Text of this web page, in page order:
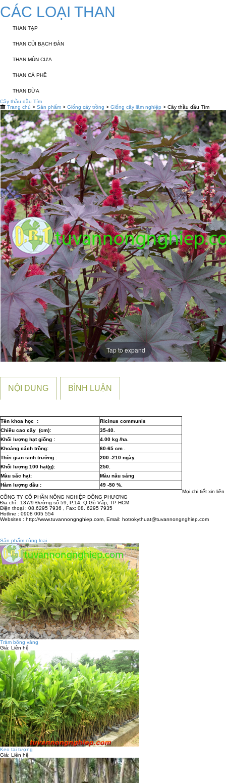
CÁC LOẠI THAN
THAN TẠP
THAN CỦI BẠCH ĐÀN
THAN MÙN CƯA
THAN CÀ PHÊ
THAN DỪA
Cây thầu dầu Tím
Trang chủ > Sản phẩm > Giống cây trồng > Giống cây lâm nghiệp > Cây thầu dầu Tím
Tap to expand
NỘI DUNG BÌNH LUẬN
Tên khoa học :
Ricinus communis
Chiều cao cây (cm):
35-40.
Khối lượng hạt giống :
4.00 kg /ha.
Khoảng cách trồng:
60-65 cm .
Thời gian sinh trưởng :
200 -210 ngày.
Khối lượng 100 hạt(g):
250.
Màu sắc hạt:
Màu nâu sáng
Hàm lượng dầu :
49 -50 %.
Mọi chi tiết xin liên
CÔNG TY CỔ PHẦN NÔNG NGHIỆP ĐÔNG PHƯƠNG
Địa chỉ : 137/9 Đường số 59, P.14, Q.Gò Vấp, TP HCM
Điện thoại : 08.6295 7936 , Fax: 08. 6295 7935
Hotline : 0908 005 554
Websites : http://www.tuvannongnghiep.com, Email: hotrokythuat@tuvannongnghiep.com
Sản phẩm cùng loại
Tràm bông vàng
Giá: Liên hệ
Keo tai tượng
Giá: Liên hệ